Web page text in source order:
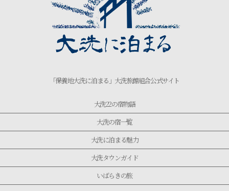
「保養地大洗に泊まる」大洗旅館組合公式サイト
大洗22の宿物語
大洗の宿一覧
大洗に泊まる魅力
大洗タウンガイド
いばらきの旅